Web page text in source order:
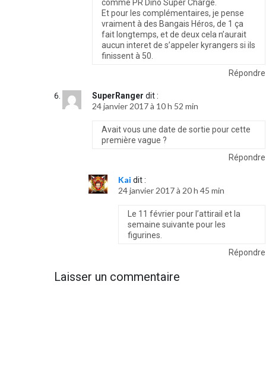
comme PR Dino Super Charge.
Et pour les complémentaires, je pense
vraiment à des Bangais Héros, de 1 ça
fait longtemps, et de deux cela n’aurait
aucun interet de s’appeler kyrangers si ils
finissent à 50.
Répondre
SuperRanger dit :
24 janvier 2017 à 10 h 52 min
Avait vous une date de sortie pour cette
première vague ?
Répondre
Kai dit :
24 janvier 2017 à 20 h 45 min
Le 11 février pour l’attirail et la
semaine suivante pour les
figurines.
Répondre
Laisser un commentaire